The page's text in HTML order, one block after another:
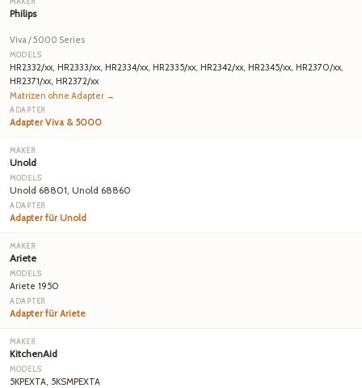
Philips
Viva / 5000 Series
HR2332/xx, HR2333/xx, HR2334/xx, HR2335/xx, HR2342/xx, HR2345/xx, HR2370/xx,
HR2371/xx, HR2372/xx
Matrizen ohne Adapter →
Adapter Viva & 5000
Unold
Unold 68801, Unold 68860
Adapter für Unold
Ariete
Ariete 1950
Adapter für Ariete
KitchenAid
5KPEXTA, 5KSMPEXTA